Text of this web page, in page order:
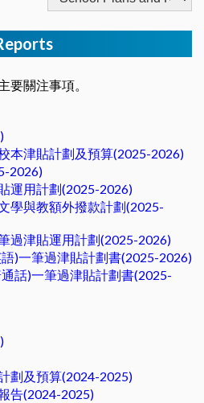
要關注事項。
本津貼計劃及預算(2025-2026)
2026)
運用計劃(2025-2026)
學與教額外撥款計劃(2025-
過津貼運用計劃(2025-2026)
)一筆過津貼計劃書(2025-2026)
話)一筆過津貼計劃書(2025-
劃及預算(2024-2025)
告(2024-2025)